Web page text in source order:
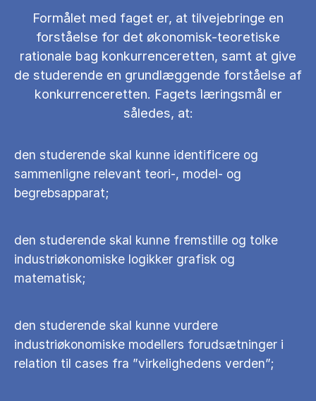
Formålet med faget er, at tilvejebringe en
forståelse for det økonomisk-teoretiske
rationale bag konkurrenceretten, samt at give
de studerende en grundlæggende forståelse af
konkurrenceretten. Fagets læringsmål er
således, at:
den studerende skal kunne identificere og
sammenligne relevant teori-, model- og
begrebsapparat;
den studerende skal kunne fremstille og tolke
industriøkonomiske logikker grafisk og
matematisk;
den studerende skal kunne vurdere
industriøkonomiske modellers forudsætninger i
relation til cases fra ”virkelighedens verden”;